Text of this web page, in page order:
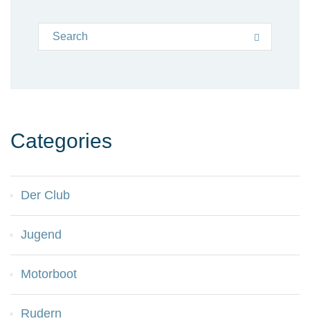
Search for:
Categories
Der Club
Jugend
Motorboot
Rudern